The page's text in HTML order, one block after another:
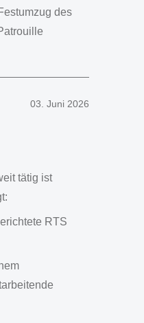
des
03. Juni 2026
tätig ist
RTS